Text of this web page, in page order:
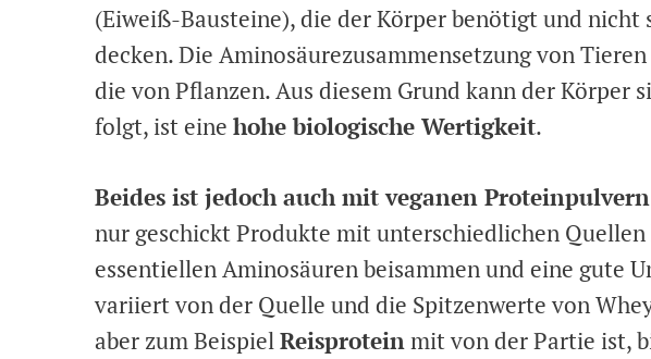
(Eiweiß-Bausteine), die der Körper benötigt und nicht
decken. Die Aminosäurezusammensetzung von
die von Pflanzen. Aus diesem Grund kann der Körper
folgt, ist eine hohe biologische Wertigkeit.
Beides ist jedoch auch mit veganen
nur geschickt Produkte mit unterschiedlichen
essentiellen Aminosäuren beisammen und eine gute
variiert von der Quelle und die Spitzenwerte von
aber zum BeispielReisproteinmit von der Partie ist,